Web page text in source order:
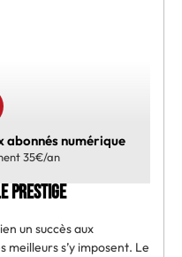
abonnés numérique
35€/an
prestige
un succès aux
meilleurs s’y imposent. Le